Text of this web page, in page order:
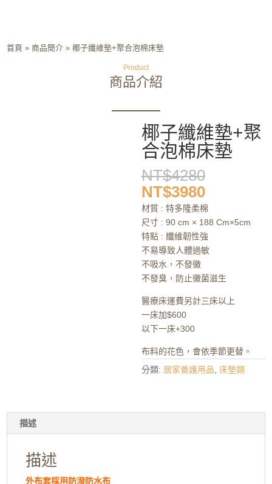
首頁 »商品簡介 »椰子纖維墊+聚合泡棉床墊
Product
商品介紹
椰子纖維墊+聚
合泡棉床墊
NT$4280
格：
NT$3980目
前
價
格：
NT$3980
材質 : 特多隆柔棉
尺寸 : 90 cm × 188 Cm×5cm
特點 : 纖維韌性強
不易導致人體過敏
不吸水，不發黴
不發臭，防止黴菌滋生
醫療床運費另計三床以上
一床加$600
以下一床+300
布料的花色，會依季節更替。
分類: 居家養護用品 床墊類
描述
描述
外布套採用防潑防水布